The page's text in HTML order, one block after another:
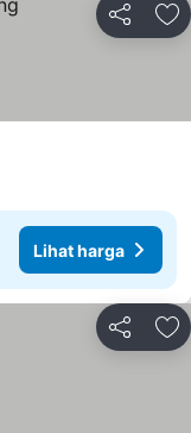
Bagikan
Lihat harga
Bagikan